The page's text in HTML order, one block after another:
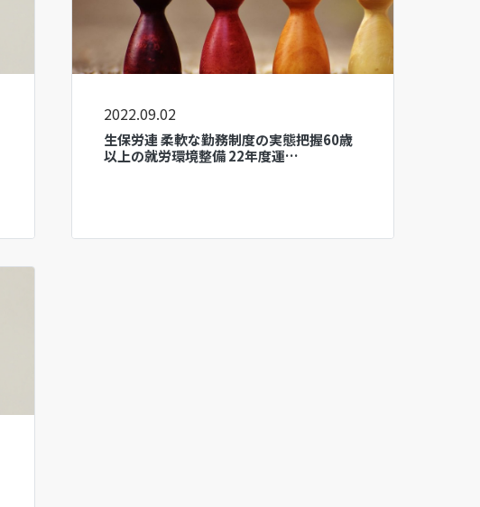
2022.09.02
生保労連 柔軟な勤務制度の実態把握60歳
以上の就労環境整備 22年度運…